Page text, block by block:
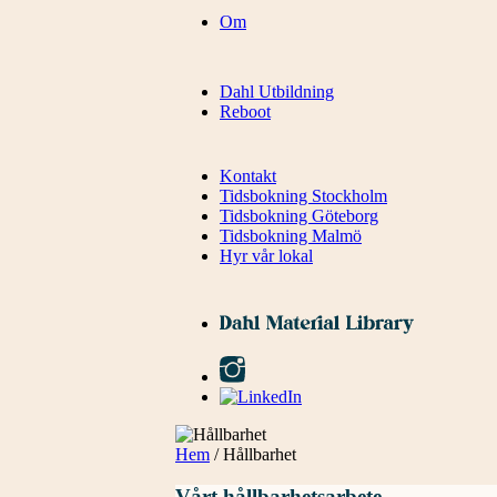
Om
Dahl Utbildning
Reboot
Kontakt
Tidsbokning Stockholm
Tidsbokning Göteborg
Tidsbokning Malmö
Hyr vår lokal
Hem / Hållbarhet